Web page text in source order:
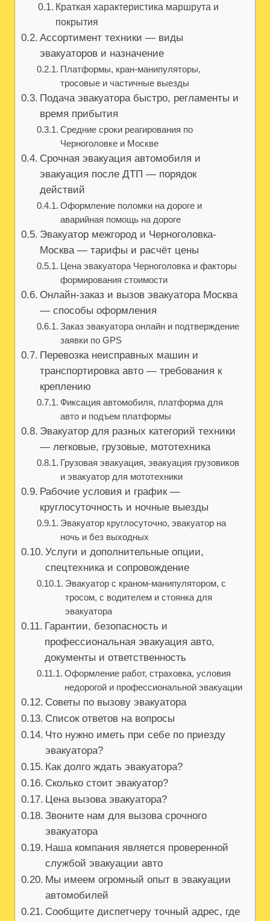
Краткая характеристика маршрута и
покрытия
Ассортимент техники — виды
эвакуаторов и назначение
Платформы, кран-манипуляторы,
тросовые и частичные выезды
Подача эвакуатора быстро, регламенты и
время прибытия
Средние сроки реагирования по
Черноголовке и Москве
Срочная эвакуация автомобиля и
эвакуация после ДТП — порядок
действий
Оформление поломки на дороге и
аварийная помощь на дороге
Эвакуатор межгород и Черноголовка-
Москва — тарифы и расчёт цены
Цена эвакуатора Черноголовка и факторы
формирования стоимости
Онлайн-заказ и вызов эвакуатора Москва
— способы оформления
Заказ эвакуатора онлайн и подтверждение
заявки по GPS
Перевозка неисправных машин и
транспортировка авто — требования к
креплению
Фиксация автомобиля, платформа для
авто и подъем платформы
Эвакуатор для разных категорий техники
— легковые, грузовые, мототехника
Грузовая эвакуация, эвакуация грузовиков
и эвакуатор для мототехники
Рабочие условия и график —
круглосуточность и ночные выезды
Эвакуатор круглосуточно, эвакуатор на
ночь и без выходных
Услуги и дополнительные опции,
спецтехника и сопровождение
Эвакуатор с краном-манипулятором, с
тросом, с водителем и стоянка для
эвакуатора
Гарантии, безопасность и
профессиональная эвакуация авто,
документы и ответственность
Оформление работ, страховка, условия
недорогой и профессиональной эвакуации
Советы по вызову эвакуатора
Список ответов на вопросы
Что нужно иметь при себе по приезду
эвакуатора?
Как долго ждать эвакуатора?
Сколько стоит эвакуатор?
Цена вызова эвакуатора?
Звоните нам для вызова срочного
эвакуатора
Наша компания является проверенной
службой эвакуации авто
Мы имеем огромный опыт в эвакуации
автомобилей
Сообщите диспетчеру точный адрес, где